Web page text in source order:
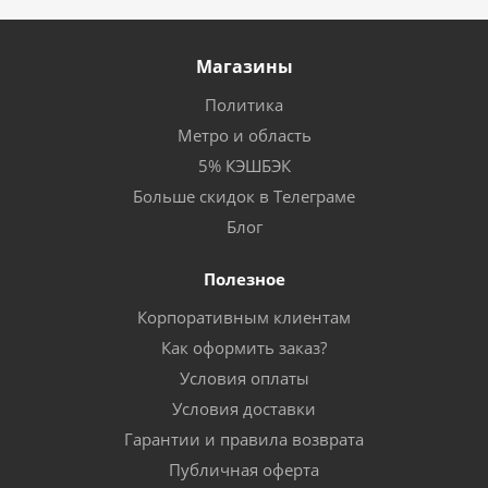
Магазины
Политика
Метро и область
5% КЭШБЭК
Больше скидок в Телеграме
Блог
Полезное
Корпоративным клиентам
Как оформить заказ?
Условия оплаты
Условия доставки
Гарантии и правила возврата
Публичная оферта